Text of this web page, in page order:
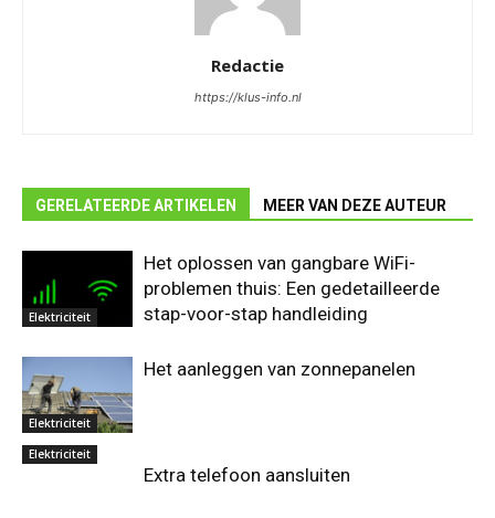
Redactie
https://klus-info.nl
GERELATEERDE ARTIKELEN MEER VAN DEZE AUTEUR
Elektriciteit
Het oplossen van gangbare WiFi-
problemen thuis: Een gedetailleerde
stap-voor-stap handleiding
Elektriciteit
Het aanleggen van zonnepanelen
Elektriciteit
Extra telefoon aansluiten